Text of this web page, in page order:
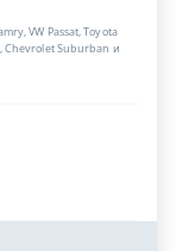
VW Passat, Toyota
Chevrolet Suburban и